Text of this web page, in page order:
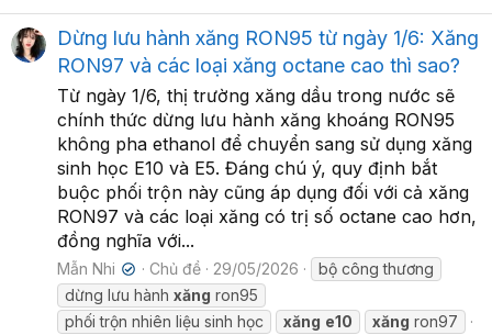
Dừng lưu hành xăng RON95 từ ngày 1/6: Xăng
RON97 và các loại xăng octane cao thì sao?
Từ ngày 1/6, thị trường xăng dầu trong nước sẽ
chính thức dừng lưu hành xăng khoáng RON95
không pha ethanol để chuyển sang sử dụng xăng
sinh học E10 và E5. Đáng chú ý, quy định bắt
buộc phối trộn này cũng áp dụng đối với cả xăng
RON97 và các loại xăng có trị số octane cao hơn,
đồng nghĩa với...
Mẫn Nhi ✔ Chủ đề 29/05/2026
bộ công thương
dừng lưu hành xăng ron95
phối trộn nhiên liệu sinh học
xăng e10 xăng ron97